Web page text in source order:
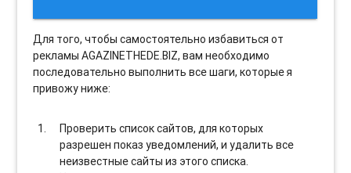
Для того, чтобы самостоятельно избавиться от
рекламы AGAZINETHEDE.BIZ, вам необходимо
последовательно выполнить все шаги, которые я
привожу ниже:
Проверить список сайтов, для которых
разрешен показ уведомлений, и удалить все
неизвестные сайты из этого списка.